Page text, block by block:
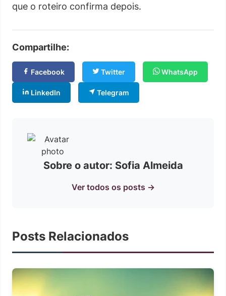
que o roteiro confirma depois.
Compartilhe:
Facebook Twitter WhatsApp
LinkedIn Telegram
Sobre o autor: Sofia Almeida
Ver todos os posts →
Posts Relacionados